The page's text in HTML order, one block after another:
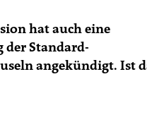
hat auch eine
Standard-
angekündigt. Ist